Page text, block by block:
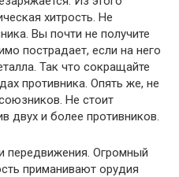
хитрость. Не
Вы почти не получите
пострадает, если на него
Так что сокращайте
противника. Опять же, не
Не стоит
двух и более противников.
передвижения. Огромный
приманивают орудия